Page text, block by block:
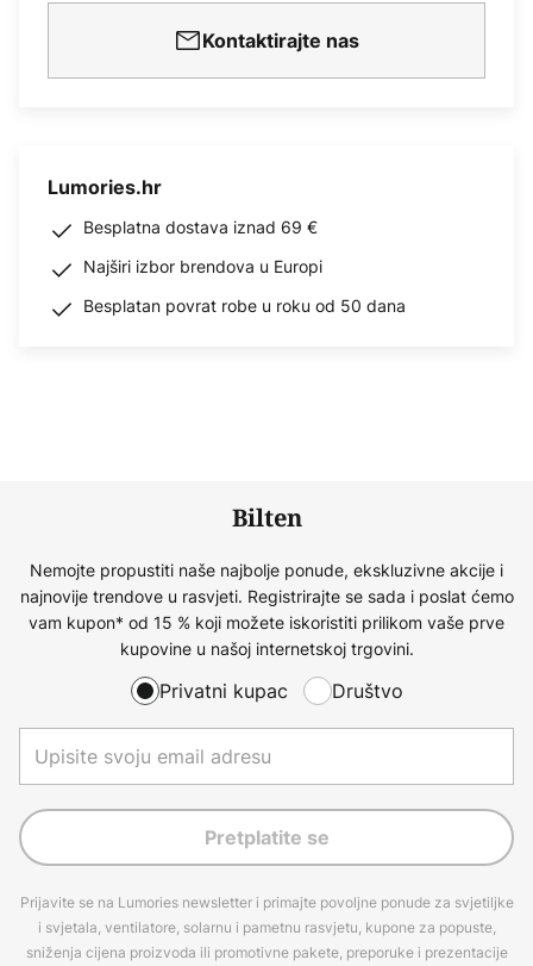
Kontaktirajte nas
Lumories.hr
Besplatna dostava iznad 69 €
Najširi izbor brendova u Europi
Besplatan povrat robe u roku od 50 dana
Bilten
Nemojte propustiti naše najbolje ponude, ekskluzivne akcije i
najnovije trendove u rasvjeti. Registrirajte se sada i poslat ćemo
vam kupon* od 15 % koji možete iskoristiti prilikom vaše prve
kupovine u našoj internetskoj trgovini.
Privatni kupac Društvo
Pretplatite se
Prijavite se na Lumories newsletter i primajte povoljne ponude za svjetiljke
i svjetala, ventilatore, solarnu i pametnu rasvjetu, kupone za popuste,
sniženja cijena proizvoda ili promotivne pakete, preporuke i prezentacije